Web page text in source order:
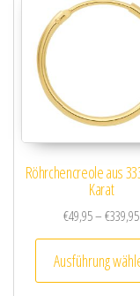
Röhrchencreole aus
Karat
€49,95–€339,95
Ausführung